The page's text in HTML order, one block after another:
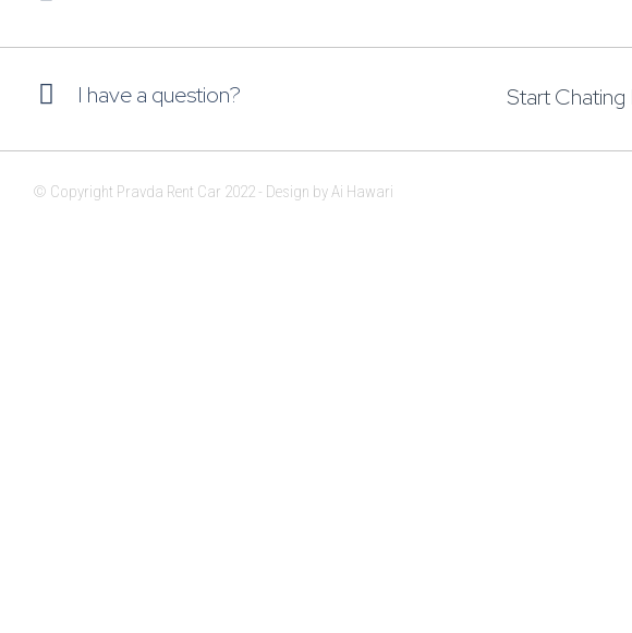
I have a question? Start Chating
© Copyright Pravda Rent Car 2022 - Design by Ai Hawari